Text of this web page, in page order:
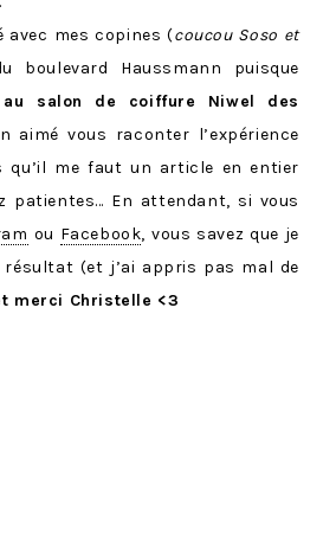
avec mes copines (coucou Soso et
boulevard Haussmann puisque
au salon de coiffure Niwel des
aimé vous raconter l’expérience
qu’il me faut un article en entier
patientes… En attendant, si vous
ou Facebook, vous savez que je
(et j’ai appris pas mal de
merci Christelle <3